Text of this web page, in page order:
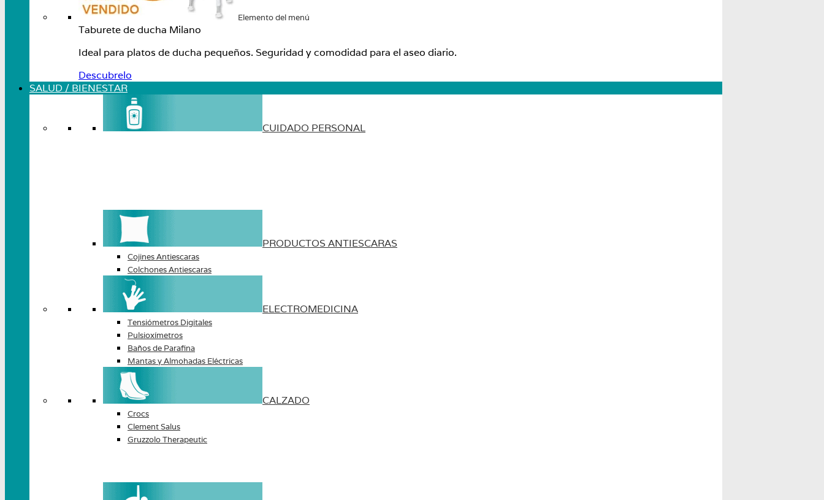
Elemento del menú
Taburete de ducha Milano
Ideal para platos de ducha pequeños. Seguridad y comodidad para el aseo diario.
Descubrelo
SALUD / BIENESTAR
CUIDADO PERSONAL
PRODUCTOS ANTIESCARAS
Cojines Antiescaras
Colchones Antiescaras
ELECTROMEDICINA
Tensiómetros Digitales
Pulsioxímetros
Baños de Parafina
Mantas y Almohadas Eléctricas
CALZADO
Crocs
Clement Salus
Gruzzolo Therapeutic